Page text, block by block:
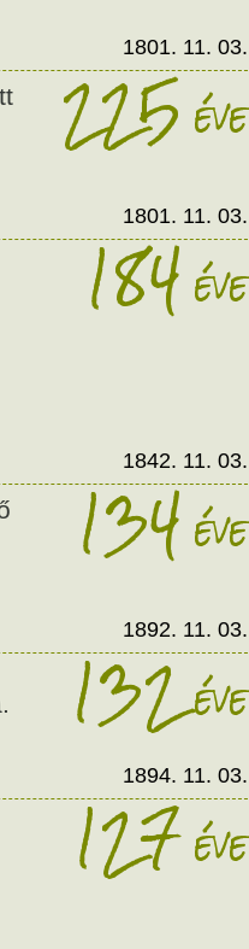
1801. 11. 03.
225éve
1801. 11. 03.
184éve
1842. 11. 03.
134éve
1892. 11. 03.
132éve
1894. 11. 03.
127éve